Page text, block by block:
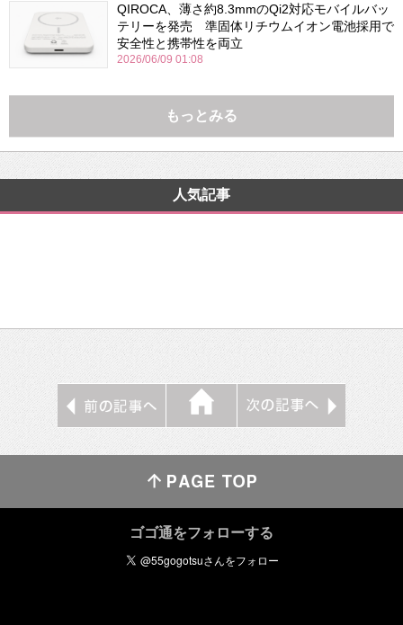
QIROCA、薄さ約8.3mmのQi2対応モバイルバッ
テリーを発売 準固体リチウムイオン電池採用で
安全性と携帯性を両立
2026/06/09 01:08
もっとみる
人気記事
ゴゴ通をフォローする